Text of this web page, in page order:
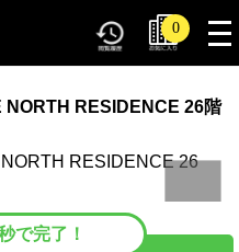
0
NORTH RESIDENCE 26階
で完了！